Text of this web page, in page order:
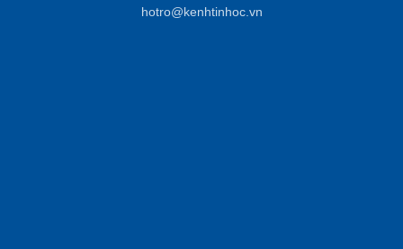
hotro@kenhtinhoc.vn